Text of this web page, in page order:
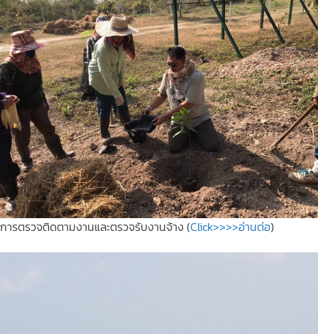
การตรวจติดตามงานและตรวจรับงานจ้าง (Click>>>>อ่านต่อ)